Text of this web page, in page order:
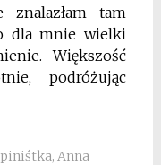
znalazłam tam
dla mnie wielki
Większość
podróżując
, Anna